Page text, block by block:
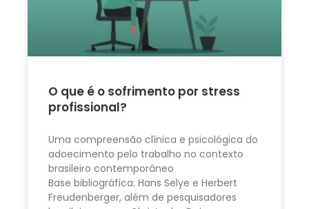
O que é o sofrimento por stress
profissional?
Uma compreensão clínica e psicológica do
adoecimento pelo trabalho no contexto
brasileiro contemporâneo
Base bibliográfica: Hans Selye e Herbert
Freudenberger, além de pesquisadores